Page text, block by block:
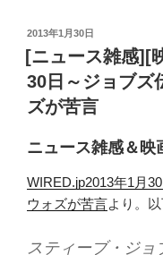
投
稿
日:
2013年1月30日
[ニュース雑感][
30日～ジョブズ
ズが苦言
ニュース雑感＆映
WIRED.jp2013年1月
ウォズが苦言より。以
スティーブ・ジョ